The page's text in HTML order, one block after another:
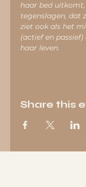
haar bed
tegenslagen, dat
ziet ook als het
(actief en
haar leven.
Share this